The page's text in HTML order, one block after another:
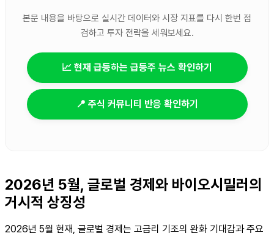
본문 내용을 바탕으로 실시간 데이터와 시장 지표를 다시 한번 점
검하고 투자 전략을 세워보세요.
📈 현재 급등하는 급등주 뉴스 확인하기
📍 주식 커뮤니티 반응 확인하기
2026년 5월, 글로벌 경제와 바이오시밀러의
거시적 상징성
2026년 5월 현재, 글로벌 경제는 고금리 기조의 완화 기대감과 주요